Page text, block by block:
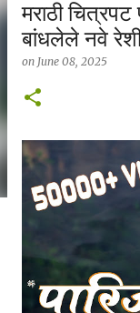
मराठी चित्रपट
बांधलेले नवे
on June 08, 2025